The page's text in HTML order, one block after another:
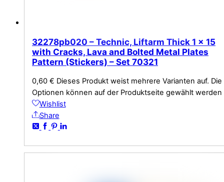
32278pb020 – Technic, Liftarm Thick 1 x 15
with Cracks, Lava and Bolted Metal Plates
Pattern (Stickers) – Set 70321
0,60 € Dieses Produkt weist mehrere Varianten auf. Die
Optionen können auf der Produktseite gewählt werden
Wishlist
Share